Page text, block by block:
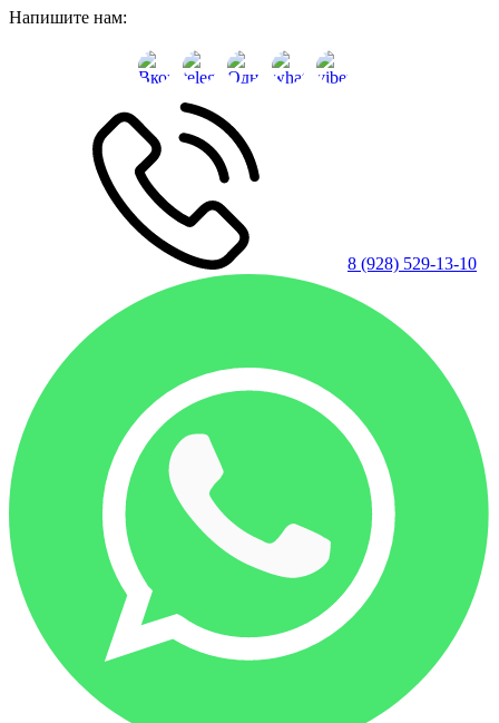
Напишите нам:
8 (928) 529-13-10